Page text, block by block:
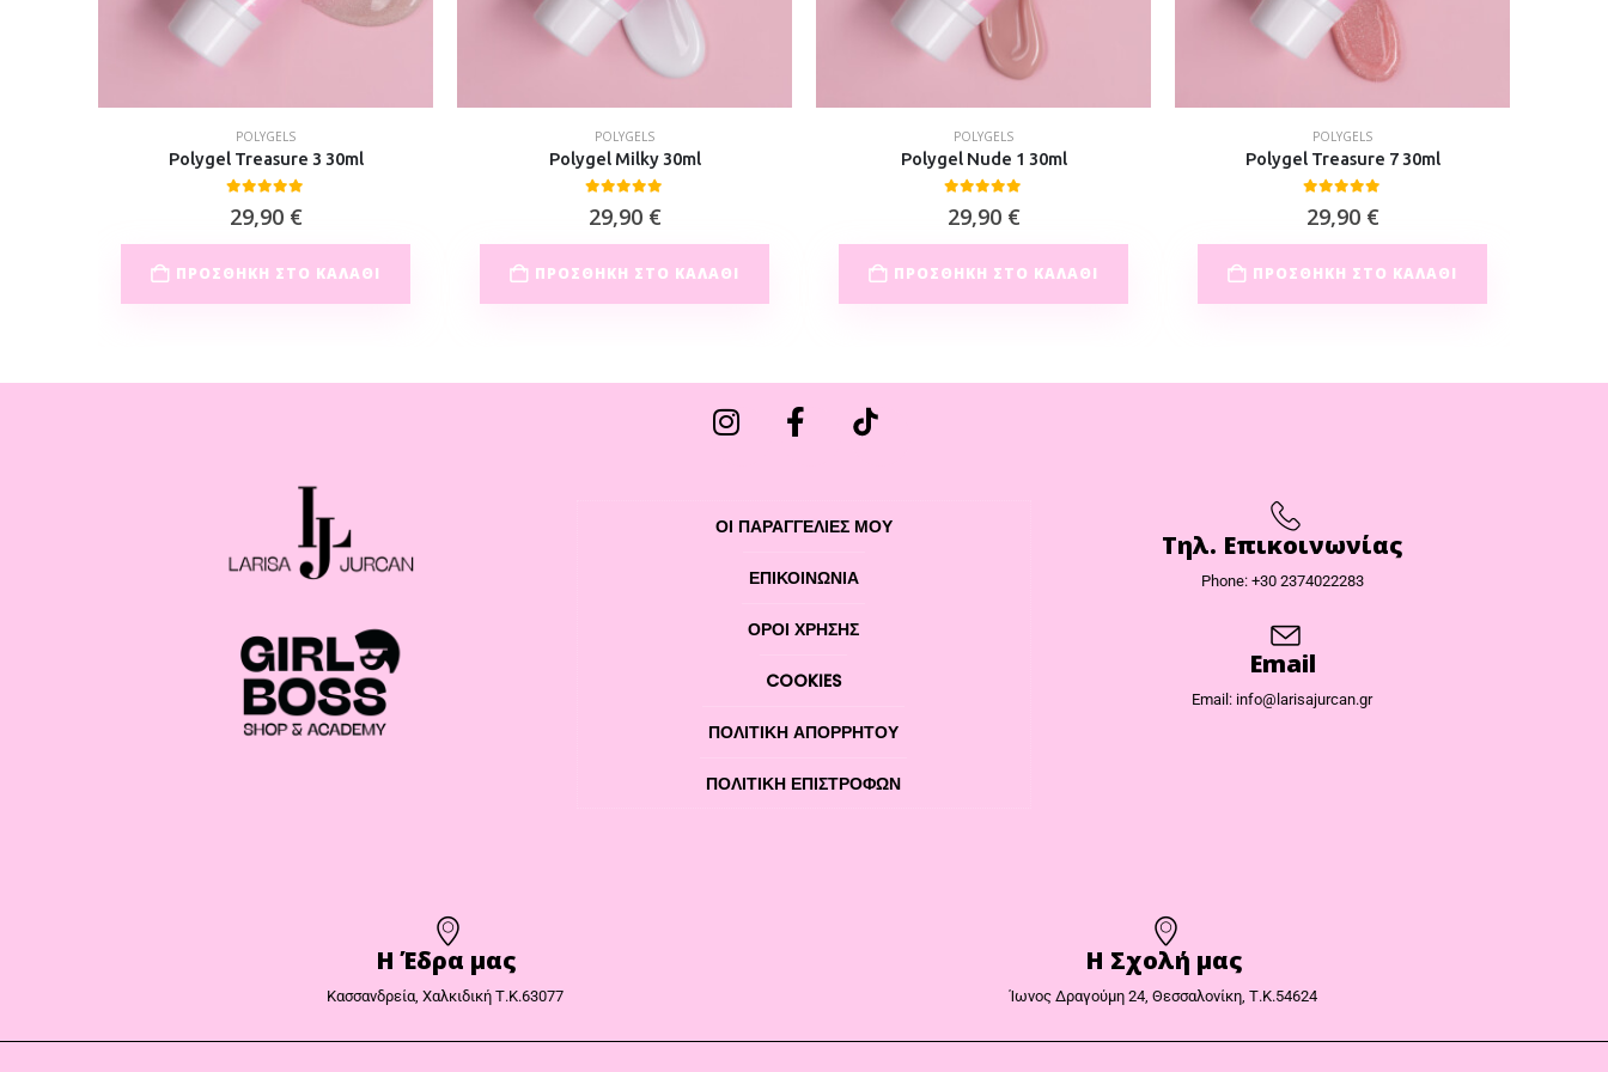
POLYGELS
Polygel Treasure 3 30ml
29,90 €
ΠΡΟΣΘΉΚΗ ΣΤΟ ΚΑΛΆΘΙ
POLYGELS
Polygel Milky 30ml
29,90 €
ΠΡΟΣΘΉΚΗ ΣΤΟ ΚΑΛΆΘΙ
POLYGELS
Polygel Nude 1 30ml
29,90 €
ΠΡΟΣΘΉΚΗ ΣΤΟ ΚΑΛΆΘΙ
POLYGELS
Polygel Treasure 7 30ml
29,90 €
ΠΡΟΣΘΉΚΗ ΣΤΟ ΚΑΛΆΘΙ
ΟΙ ΠΑΡΑΓΓΕΛΙΕΣ ΜΟΥ
ΕΠΙΚΟΙΝΩΝΊΑ
ΌΡΟΙ ΧΡΉΣΗΣ
COOKIES
ΠΟΛΙΤΙΚΉ ΑΠΟΡΡΉΤΟΥ
ΠΟΛΙΤΙΚΉ ΕΠΙΣΤΡΟΦΏΝ
Τηλ. Επικοινωνίας
Phone: +30 2374022283
Email
Email: info@larisajurcan.gr
Η Έδρα μας​
Κασσανδρεία, Χαλκιδική Τ.Κ.63077
Η Σχολή μας
Ίωνος Δραγούμη 24, Θεσσαλονίκη, Τ.Κ.54624